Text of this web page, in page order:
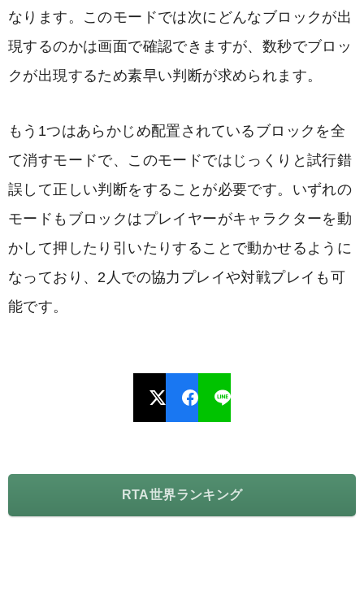
なります。このモードでは次にどんなブロックが出
現するのかは画面で確認できますが、数秒でブロッ
クが出現するため素早い判断が求められます。
もう1つはあらかじめ配置されているブロックを全
て消すモードで、このモードではじっくりと試行錯
誤して正しい判断をすることが必要です。いずれの
モードもブロックはプレイヤーがキャラクターを動
かして押したり引いたりすることで動かせるように
なっており、2人での協力プレイや対戦プレイも可
能です。
RTA世界ランキング